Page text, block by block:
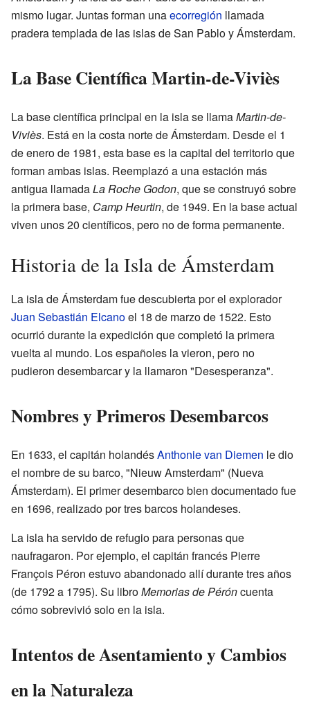
mismo lugar. Juntas forman unaecorregión llamada
pradera templada de las islas de San Pablo y Ámsterdam.
La Base Científica Martin-de-Viviès
La base científica principal en la isla se llamaMartin-de-
Viviès. Está en la costa norte de Ámsterdam. Desde el 1
de enero de 1981, esta base es la capital del territorio que
forman ambas islas. Reemplazó a una estación más
antigua llamadaLa Roche Godon, que se construyó sobre
la primera base, Camp Heurtin, de 1949. En la base actual
viven unos 20 científicos, pero no de forma permanente.
Historia de la Isla de Ámsterdam
La isla de Ámsterdam fue descubierta por el explorador
Juan Sebastián Elcanoel 18 de marzo de 1522. Esto
ocurrió durante la expedición que completó la primera
vuelta al mundo. Los españoles la vieron, pero no
pudieron desembarcar y la llamaron "Desesperanza".
Nombres y Primeros Desembarcos
En 1633, el capitán holandésAnthonie van Diemen le dio
el nombre de su barco, "Nieuw Amsterdam" (Nueva
Ámsterdam). El primer desembarco bien documentado fue
en 1696, realizado por tres barcos holandeses.
La isla ha servido de refugio para personas que
naufragaron. Por ejemplo, el capitán francés Pierre
François Péron estuvo abandonado allí durante tres años
(de 1792 a 1795). Su libroMemorias de Péróncuenta
cómo sobrevivió solo en la isla.
Intentos de Asentamiento y Cambios
en la Naturaleza